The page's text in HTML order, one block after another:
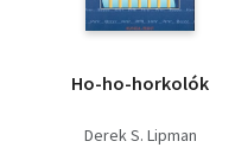
Ho-ho-horkolók
Derek S. Lipman